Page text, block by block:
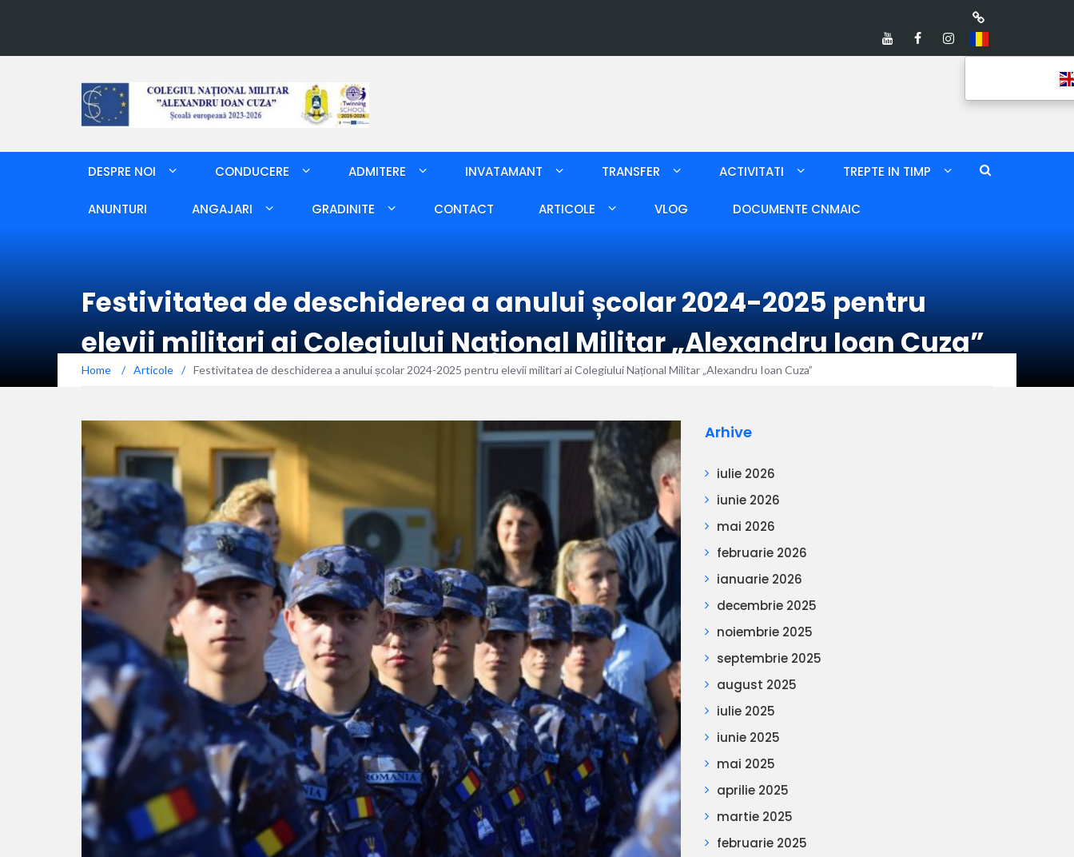
DESPRE NOI CONDUCERE ADMITERE INVATAMANT TRANSFER ACTIVITATI TREPTE IN TIMP
ANUNTURI ANGAJARI GRADINITE CONTACT ARTICOLE VLOG DOCUMENTE CNMAIC
Festivitatea de deschiderea a anului școlar 2024-2025 pentru
elevii militari ai Colegiului Național Militar „Alexandru Ioan Cuza”
Home / Articole / Festivitatea de deschiderea a anului școlar 2024-2025 pentru elevii militari ai Colegiului Național Militar „Alexandru Ioan Cuza”
Arhive
iulie 2026
iunie 2026
mai 2026
februarie 2026
ianuarie 2026
decembrie 2025
noiembrie 2025
septembrie 2025
august 2025
iulie 2025
iunie 2025
mai 2025
aprilie 2025
martie 2025
februarie 2025